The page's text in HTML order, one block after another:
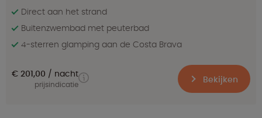
Direct aan het strand
Buitenzwembad met peuterbad
4-sterren glamping aan de Costa Brava
€ 201,00 nacht
prijsindicatie Bekijken